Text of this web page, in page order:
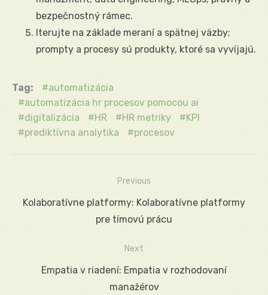
bezpečnostný rámec.
Iterujte na základe meraní a spätnej väzby;
prompty a procesy sú produkty, ktoré sa vyvíjajú.
Tag:
automatizácia
automatizácia hr procesov pomocou ai
digitalizácia
HR HR metriky
KPI
prediktívna analytika
procesov
Navigácia
Previous
Previous
Kolaboratívne platformy: Kolaboratívne platformy
pre tímovú prácu
Next
Empatia v riadení: Empatia v rozhodovaní
manažérov